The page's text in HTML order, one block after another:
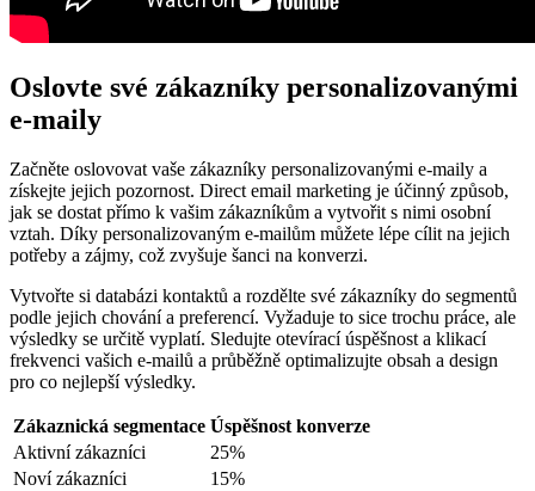
Oslovte své zákazníky personalizovanými
e-maily
Začněte oslovovat vaše zákazníky personalizovanými e-maily a
získejte jejich pozornost. Direct email marketing je účinný způsob,
jak se dostat přímo k vašim zákazníkům a vytvořit s nimi osobní
vztah. Díky personalizovaným e-mailům můžete lépe cílit na jejich
potřeby a zájmy, což zvyšuje šanci na konverzi.
Vytvořte si databázi kontaktů a rozdělte své zákazníky do segmentů
podle jejich chování a preferencí. Vyžaduje to sice trochu práce, ale
výsledky se určitě vyplatí. Sledujte otevírací úspěšnost a klikací
frekvenci vašich e-mailů a průběžně optimalizujte obsah a design
pro co nejlepší výsledky.
Zákaznická segmentace Úspěšnost konverze
Aktivní zákazníci
25%
Noví zákazníci
15%